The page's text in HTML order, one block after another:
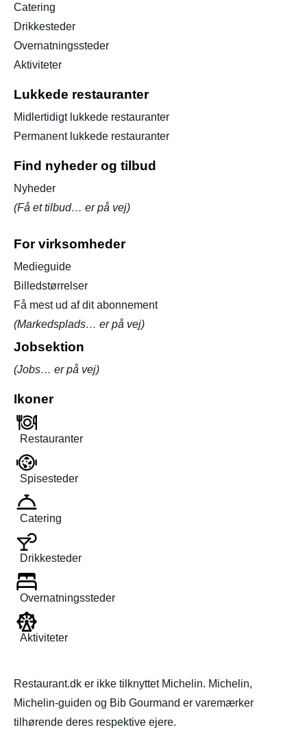
Catering
Drikkesteder
Overnatningssteder
Aktiviteter
Lukkede restauranter
Midlertidigt lukkede restauranter
Permanent lukkede restauranter
Find nyheder og tilbud
Nyheder
(Få et tilbud… er på vej)
For virksomheder
Medieguide
Billedstørrelser
Få mest ud af dit abonnement
(Markedsplads… er på vej)
Jobsektion
(Jobs… er på vej)
Ikoner
Restauranter
Spisesteder
Catering
Drikkesteder
Overnatningssteder
Aktiviteter
Restaurant.dk er ikke tilknyttet Michelin. Michelin,
Michelin-guiden og Bib Gourmand er varemærker
tilhørende deres respektive ejere.